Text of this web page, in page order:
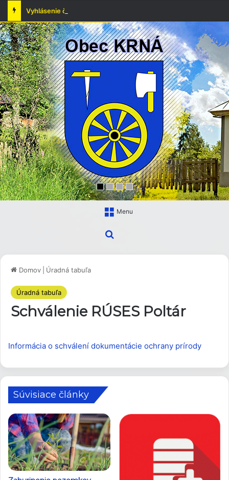
Menu
Domov Úradná tabuľa
Úradná tabuľa
Schválenie RÚSES Poltár
Informácia o schválení dokumentácie ochrany prírody
Súvisiace články